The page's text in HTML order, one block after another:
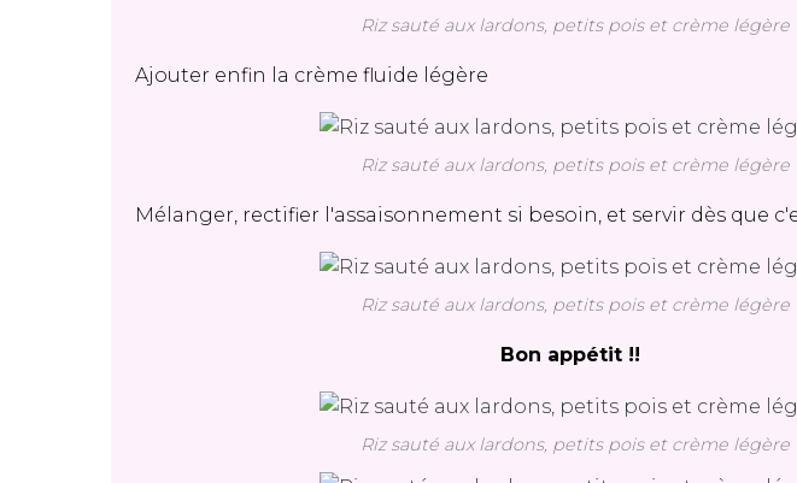
Riz sauté aux lardons, petits pois et crème légère
Ajouter enfin la crème fluide légère
Riz sauté aux lardons, petits pois et crème légère
Mélanger, rectifier l'assaisonnement si besoin, et servir dès que
Riz sauté aux lardons, petits pois et crème légère
Bon appétit !!
Riz sauté aux lardons, petits pois et crème légère